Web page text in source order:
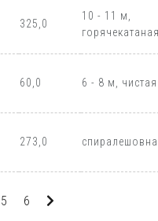
325,0
10 - 11 м,
60,0 6 - 8 м, чистая
273,0
5 6